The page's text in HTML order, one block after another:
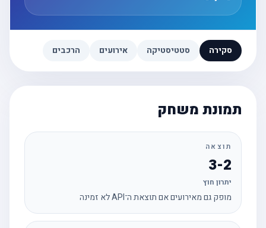
סקירה סטטיסטיקה אירועים הרכבים
תמונת משחק
תוצאה
3-2
יתרון חוץ
מופק גם מאירועים אם תוצאת ה־API לא זמינה